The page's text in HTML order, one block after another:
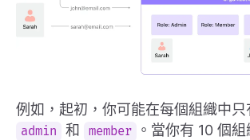
例如，起初，你可能在每個組織中只
admin 和 member
。當你有 10 個